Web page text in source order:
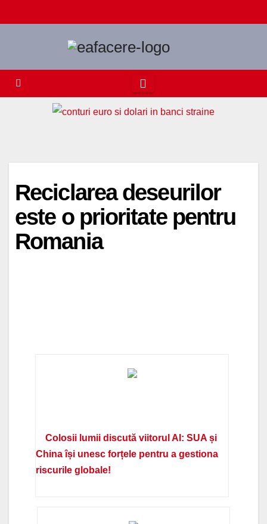
to
Reciclarea deseurilor
este o prioritate pentru
Romania
Colosii lumii discută viitorul AI: SUA și
China își unesc forțele pentru a gestiona
riscurile globale!